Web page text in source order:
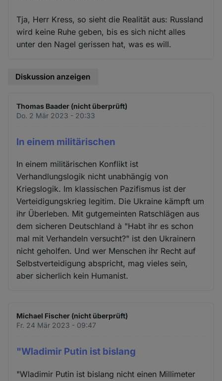
Tja, Herr Kress, so sieht die Realität aus: Russland
wird keine Ruhe geben, bis es sich nicht alles
unter den Nagel gerissen hat, was es will.
Diskussion anzeigen
Thomas Baader (nicht überprüft)
Do. 2 Mär 2023 - 20:33
In einem militärischen
In einem militärischen Konflikt ist
Verhandlungslogik nicht unabhängig von
Kriegslogik. Im klassischen Pazifismus ist der
Verteidigungskrieg legitim. Die Ukraine kämpft um
ihr Überleben. Mit gutgemeinten Ratschlägen aus
dem sicheren Deutschland à "Habt ihr es schon
mal mit Verhandeln versucht?" ist den Ukrainern
nicht geholfen. Und wer Menschen ihr Recht auf
Selbstverteidigung abspricht, mag vieles sein,
aber sicherlich kein Humanist.
Michael Fischer (nicht überprüft)
Fr. 24 Mär 2023 - 09:47
"Wladimir Putin ist bislang
"Wladimir Putin ist bislang nicht einen Millimeter